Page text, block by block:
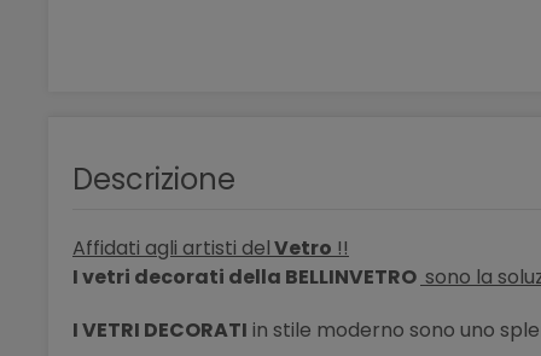
Descrizione
Affidati agli artisti delVetro !!
I vetri decorati della BELLINVETRO sono la
I VETRI DECORATI in stile moderno sono uno